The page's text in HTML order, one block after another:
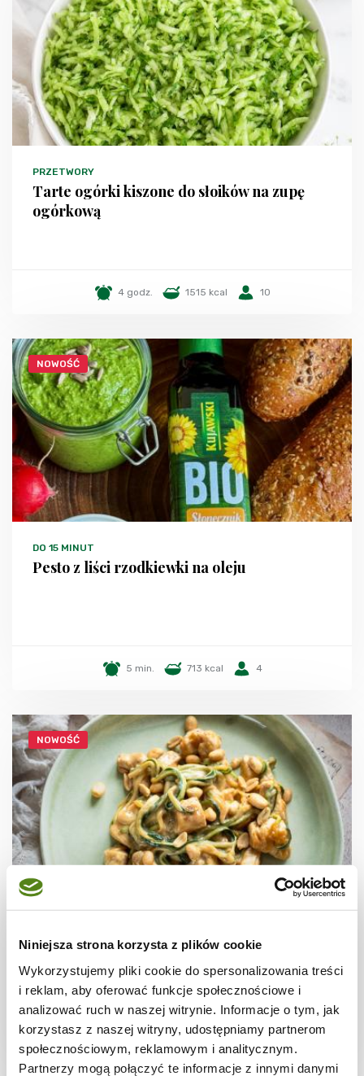
Niniejsza strona korzysta z plików cookie
Wykorzystujemy pliki cookie do spersonalizowania treści
i reklam, aby oferować funkcje społecznościowe i
analizować ruch w naszej witrynie. Informacje o tym, jak
korzystasz z naszej witryny, udostępniamy partnerom
społecznościowym, reklamowym i analitycznym.
Partnerzy mogą połączyć te informacje z innymi danymi
PRZETWORY
Tarte ogórki kiszone do słoików na zupę
ogórkową
4 godz. 1515 kcal 10
NOWOŚĆ
DO 15 MINUT
Pesto z liści rzodkiewki na oleju
5 min. 713 kcal 4
NOWOŚĆ
Makaron z cukinii z kurczakiem w sosie
orzechowym
30 min. 2366 kcal 2